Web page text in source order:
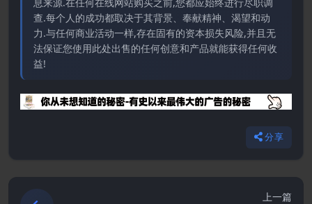
查.每个人的成功都取决于其背景、奉献精神、渴望和动
力.与任何商业活动一样,存在固有的资本损失风险,并且无
法保证您使用此处出售的任何创意和产品就能获得任何收
益!
分享
上一篇